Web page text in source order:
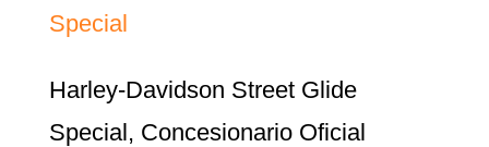
Harley-Davidson Street Glide
Special, Concesionario Oficial